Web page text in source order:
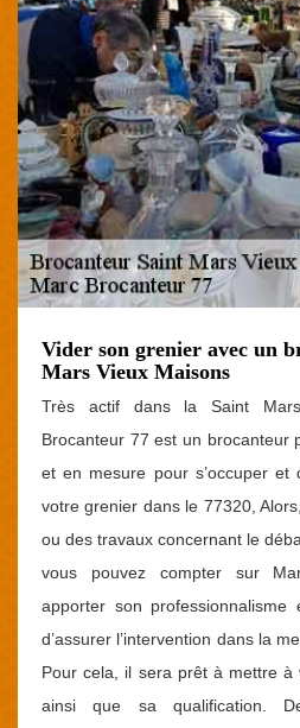
Vider son grenier avec un
Mars Vieux Maisons
Très actif dans la Saint
Brocanteur 77 est un brocanteur
et en mesure pour s’occuper
votre grenier dans le 77320,
ou des travaux concernant le
vous pouvez compter sur
apporter son professionnalisme
d’assurer l’intervention dans la
Pour cela, il sera prêt à mettre
ainsi que sa qualification.